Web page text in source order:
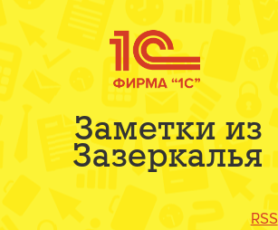
Заметки из
Зазеркалья
RSS